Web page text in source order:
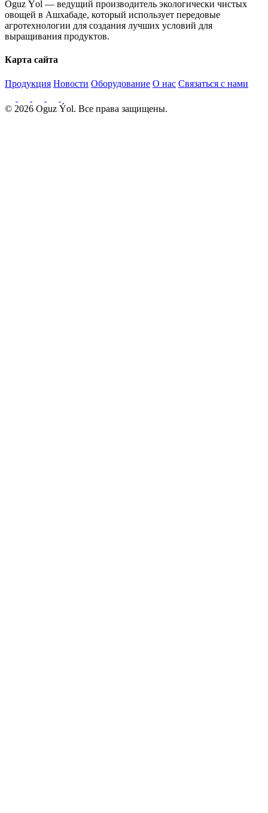
Oguz Ýol — ведущий производитель экологически чистых
овощей в Ашхабаде, который использует передовые
агротехнологии для создания лучших условий для
выращивания продуктов.
Карта сайта
Продукция Новости Оборудование О нас Связаться с нами
© 2026 Oguz Ýol. Все права защищены.